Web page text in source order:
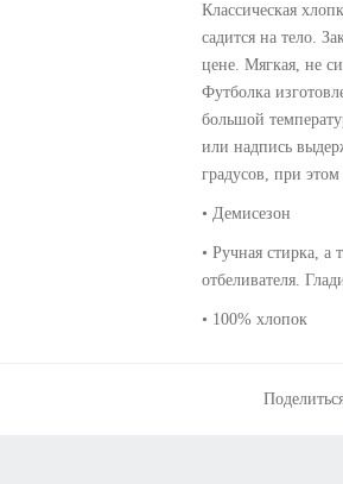
Классическая
садится на тело.
цене. Мягкая, не
Футболка
большой
или надпись
градусов, при этом
• Демисезон
• Ручная стирка, а
отбеливателя.
• 100% хлопок